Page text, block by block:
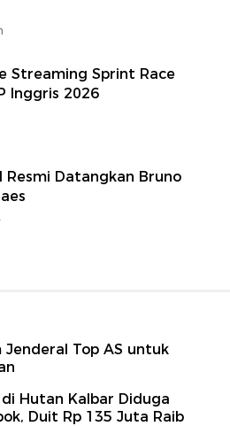
Streaming Sprint Race
Inggris 2026
Resmi Datangkan Bruno
Jenderal Top AS untuk
Hutan Kalbar Diduga
Duit Rp 135 Juta Raib